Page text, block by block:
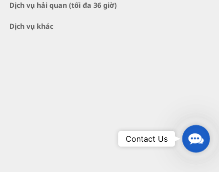
Dịch vụ hải quan (tối đa 36 giờ)
Dịch vụ khác
Us
Contact Us